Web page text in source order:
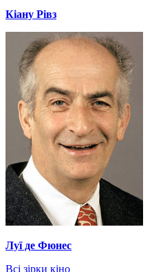
Кіану Рівз
Луї де Фюнес
Всі зірки кіно